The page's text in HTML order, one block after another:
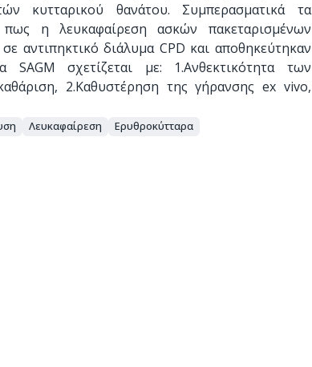
κυτταρικού θανάτου. Συμπερασματικά τα
η λευκαφαίρεση ασκών πακεταρισμένων
αντιπηκτικό διάλυμα CPD και αποθηκεύτηκαν
SAGM σχετίζεται με: 1.Ανθεκτικότητα των
2.Καθυστέρηση της γήρανσης ex vivo,
Λευκαφαίρεση Ερυθροκύτταρα